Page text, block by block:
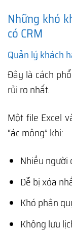
Những khó
có CRM
Quản lý khách
Đây là cách
rủi ro nhất.
Một file Excel
“ác mộng” khi:
Nhiều người
Dễ bị xóa
Khó phân
Không lưu